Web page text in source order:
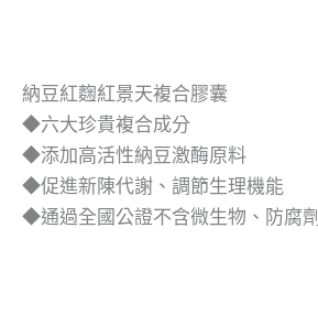
納豆紅麴紅景天複合膠囊
◆六大珍貴複合成分
◆添加高活性納豆激酶原料
◆促進新陳代謝、調節生理機能
◆通過全國公證不含微生物、防腐